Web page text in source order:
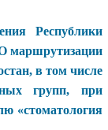
Республики
маршрутизации
в том числе
групп, при
«стоматология